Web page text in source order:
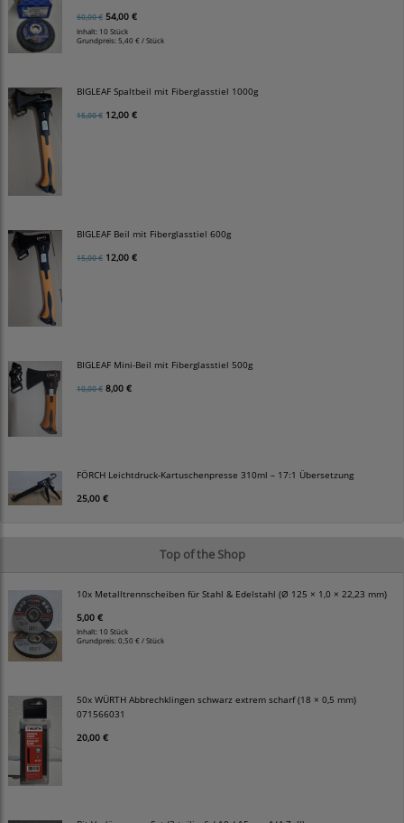
60,00 € 54,00 €
Inhalt: 10 Stück
Grundpreis:5,40 € / Stück
BIGLEAF Spaltbeil mit Fiberglasstiel 1000g
15,00 € 12,00 €
BIGLEAF Beil mit Fiberglasstiel 600g
15,00 € 12,00 €
BIGLEAF Mini-Beil mit Fiberglasstiel 500g
10,00 € 8,00 €
FÖRCH Leichtdruck-Kartuschenpresse 310ml – 17:1 Übersetzung
25,00 €
Top of the Shop
10x Metalltrennscheiben für Stahl & Edelstahl (Ø 125 × 1,0 × 22,23 mm)
5,00 €
Inhalt: 10 Stück
Grundpreis:0,50 € / Stück
50x WÜRTH Abbrechklingen schwarz extrem scharf (18 × 0,5 mm)
071566031
20,00 €